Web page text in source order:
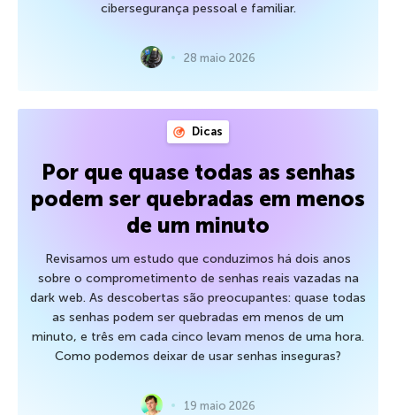
cibersegurança pessoal e familiar.
28 maio 2026
Dicas
Por que quase todas as senhas
podem ser quebradas em menos
de um minuto
Revisamos um estudo que conduzimos há dois anos
sobre o comprometimento de senhas reais vazadas na
dark web. As descobertas são preocupantes: quase todas
as senhas podem ser quebradas em menos de um
minuto, e três em cada cinco levam menos de uma hora.
Como podemos deixar de usar senhas inseguras?
19 maio 2026